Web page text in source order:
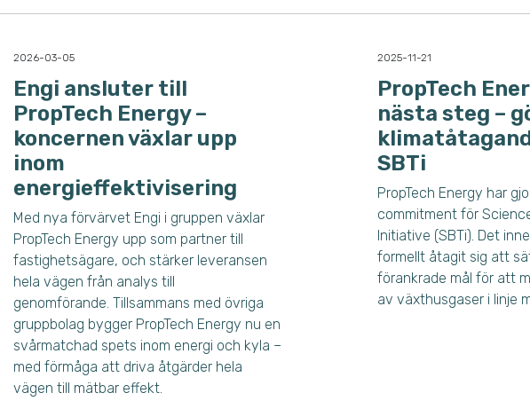
2026-03-05
Engi ansluter till
PropTech Energy –
koncernen växlar upp
inom
energieffektivisering
Med nya förvärvet Engi i gruppen växlar
PropTech Energy upp som partner till
fastighetsägare, och stärker leveransen
hela vägen från analys till
genomförande. Tillsammans med övriga
gruppbolag bygger PropTech Energy nu en
svårmatchad spets inom energi och kyla –
med förmåga att driva åtgärder hela
vägen till mätbar effekt.
2025-11-21
PropTech
nästa steg –
SBTi
PropTech Energy har
commitment för
Initiative (SBTi). Det
formellt åtagit sig att
förankrade mål för att
av växthusgaser i linje